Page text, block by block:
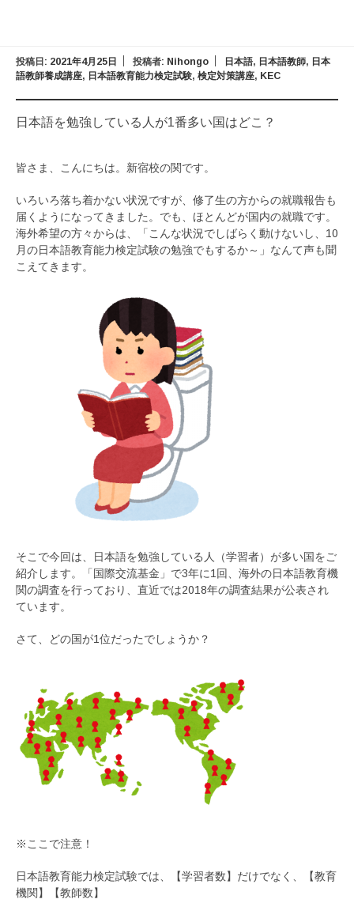
投稿日: 2021年4月25日 投稿者: Nihongo 日本語, 日本語教師, 日本
語教師養成講座, 日本語教育能力検定試験, 検定対策講座, KEC
日本語を勉強している人が1番多い国はどこ？
皆さま、こんにちは。新宿校の関です。
いろいろ落ち着かない状況ですが、修了生の方からの就職報告も
届くようになってきました。でも、ほとんどが国内の就職です。
海外希望の方々からは、「こんな状況でしばらく動けないし、10
月の日本語教育能力検定試験の勉強でもするか～」なんて声も聞
こえてきます。
そこで今回は、日本語を勉強している人（学習者）が多い国をご
紹介します。「国際交流基金」で3年に1回、海外の日本語教育機
関の調査を行っており、直近では2018年の調査結果が公表され
ています。
さて、どの国が1位だったでしょうか？
※ここで注意！
日本語教育能力検定試験では、【学習者数】だけでなく、【教育
機関】【教師数】